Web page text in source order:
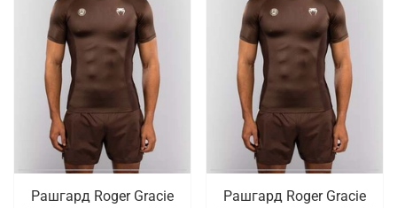
Рашгард Roger Gracie
Рашгард Roger Gracie